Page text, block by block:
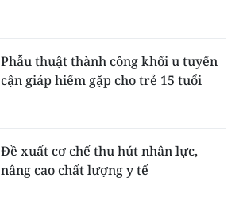
Phẫu thuật thành công khối u tuyến
cận giáp hiếm gặp cho trẻ 15 tuổi
Đề xuất cơ chế thu hút nhân lực,
nâng cao chất lượng y tế